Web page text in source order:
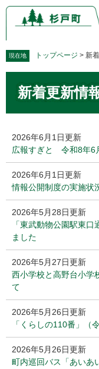
ペ
の
メ
ー
現在地 トップページ > 新
新着更新情
2026年6月1日更新
広報すぎと 令和8年6
2026年6月1日更新
情報公開制度の実施状
2026年5月28日更新
「東武動物公園駅東
ました
2026年5月27日更新
西小学校と高野台小学
て
2026年5月26日更新
「くらしの110番」（
2026年5月26日更新
町内巡回バス「あいあ